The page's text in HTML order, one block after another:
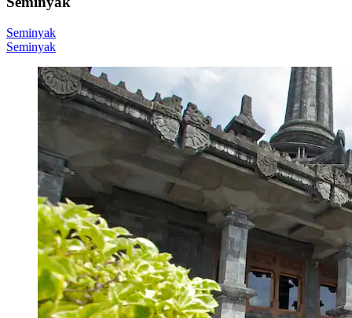
Seminyak
Seminyak